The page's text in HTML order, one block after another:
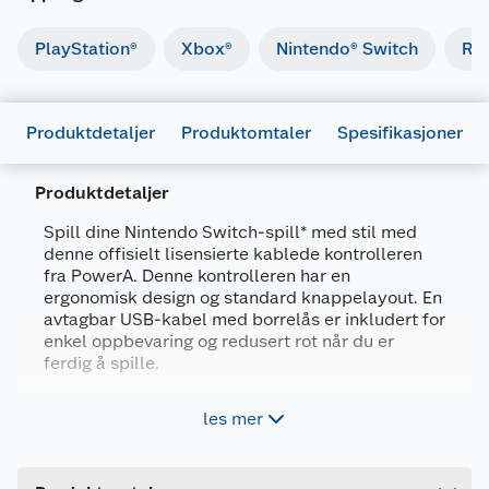
PlayStation® Xbox® Nintendo® Switch
Produktdetaljer Produktomtaler Spesifikasjoner
Produktdetaljer
Spill dine Nintendo Switch-spill* med stil med
denne offisielt lisensierte kablede kontrolleren
fra PowerA. Denne kontrolleren har en
ergonomisk design og standard knappelayout. En
avtagbar USB-kabel med borrelås er inkludert for
enkel oppbevaring og redusert rot når du er
ferdig å spille.
les mer
Generelt
Artikkelnummer
617885020254
Leverandørens artikkelnummer
E10033
Farge